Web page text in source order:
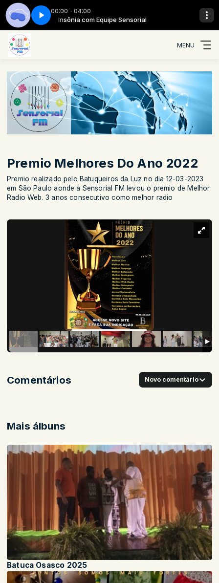
00:00 - 04:00
Insônia com Equipe Sensorial
Insônia - Parte 11
MENU
Premio Melhores Do Ano 2022
Premio realizado pelo Batuqueiros da Luz no dia 12-03-2023
em São Paulo aonde a Sensorial FM levou o premio de Melhor
Radio Web. 3 anos consecutivo como melhor radio
Mais álbuns
Batuca Osasco 2025
Comentários Novo comentário